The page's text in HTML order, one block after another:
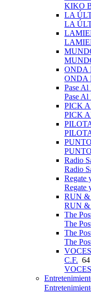
KIKO
LA
LA
ONDA
ONDA
Pase Al
Pase Al
PICK
PICK
Radio
Radio
Regate
Regate
RUN
RUN
The
The
The
The
C.F. 64